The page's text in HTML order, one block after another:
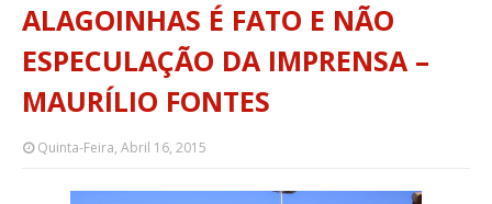
ALAGOINHAS É FATO E NÃO
ESPECULAÇÃO DA IMPRENSA –
MAURÍLIO FONTES
Quinta-Feira, Abril 16, 2015